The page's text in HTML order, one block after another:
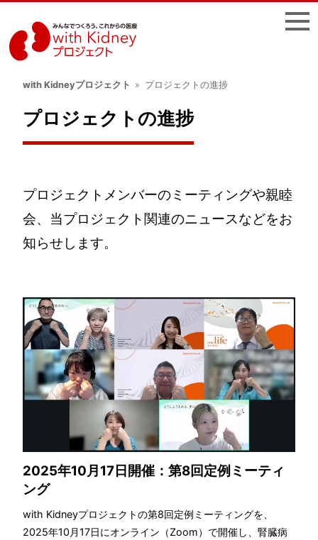
with Kidneyプロジェクト プロジェクトの進捗
プロジェクトの進捗
プロジェクトメンバーのミーティングや親睦
会、当プロジェクト関連のニュースなどをお
知らせします。
2025年10月17日開催：第8回定例ミーティ
ング
with Kidneyプロジェクトの第8回定例ミーティングを、
2025年10月17日にオンライン（Zoom）で開催し、腎臓病